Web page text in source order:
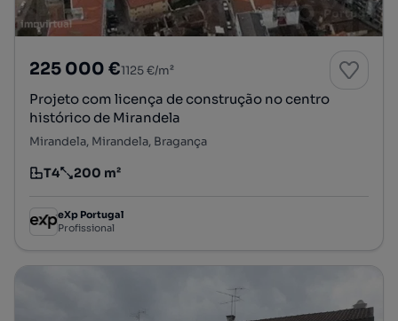
225 000 €1125 €/m²
Projeto com licença de construção no centro
histórico de Mirandela
Mirandela, Mirandela, Bragança
Tipologia
T4
Preço por metro quadrado
200 m²
eXp Portugal
Profissional